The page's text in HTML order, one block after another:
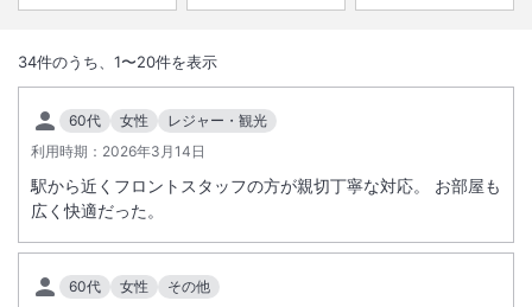
最上階１５階のレストランから大雪山連峰の雄大な眺めと朝食ビュッフ
ェをお楽しみください。ビジネスやレジャーに対応する多様な部屋タイ
プをご用意。
大浴場あり
34件のうち、 1〜20件を表示
60代 女性
レジャー・観光
利用時期： 2026年3月14日
駅から近くフロントスタッフの方が親切丁寧な対応。 お部屋も
広く快適だった。
60代 女性
その他